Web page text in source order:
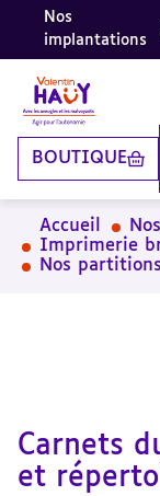
Aller
contenu
principal
Aller
pied
de
page
Aller
la
recherche
Nos
implantations
BOUTIQUE
Accueil
Imprimerie
Nos partitions
Carnets
et